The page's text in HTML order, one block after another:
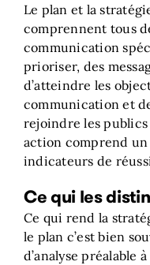
Le plan et la
comprennent tous
communication
prioriser, des
d’atteindre les
communication et
rejoindre les publics
action comprend
indicateurs de
Ce qui les
Ce qui rend la
le plan c’est bien
d’analyse préalable